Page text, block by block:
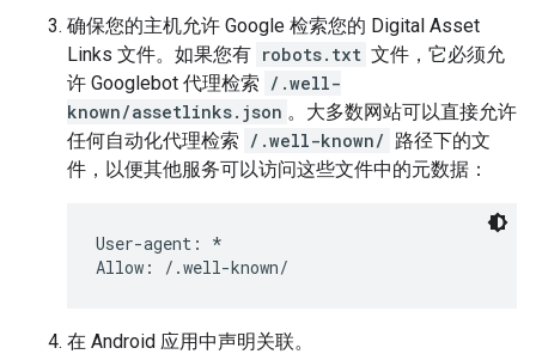
确保您的主机允许 Google 检索您的 Digital Asset
Links 文件。如果您有 robots.txt 文件，它必须允
许 Googlebot 代理检索 /.well-
known/assetlinks.json 。大多数网站可以直接允许
任何自动化代理检索 /.well-known/ 路径下的文
件，以便其他服务可以访问这些文件中的元数据：
User-agent: *
在 Android 应用中声明关联。